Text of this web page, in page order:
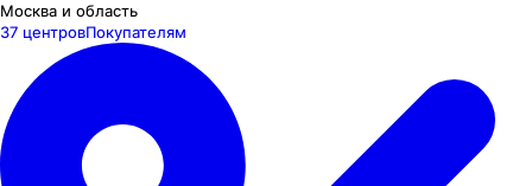
Москва и область
37 центровПокупателям